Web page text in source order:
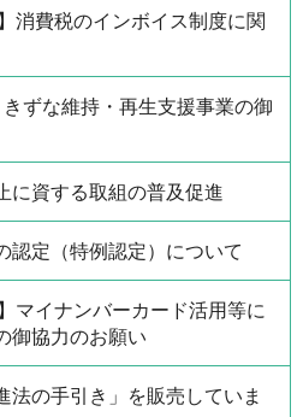
消費税のインボイス制度に関
ずな維持・再生支援事業の御
に資する取組の普及促進
認定（特例認定）について
マイナンバーカード活用等に
御協力のお願い
法の手引き」を販売していま